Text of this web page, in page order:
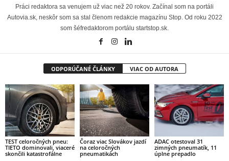
Práci redaktora sa venujem už viac než 20 rokov. Začínal som na portáli
Autovia.sk, neskôr som sa stal členom redakcie magazínu Stop. Od roku 2022
som šéfredaktorom portálu startstop.sk.
ODPORÚČANÉ ČLÁNKY VIAC OD AUTORA
TEST celoročných pneu:
TIETO dominovali, viaceré
skončili katastrofálne
Čoraz viac Slovákov jazdí
na celoročných
pneumatikách
ADAC otestoval 31
zimných pneumatík, 11
úplne prepadlo